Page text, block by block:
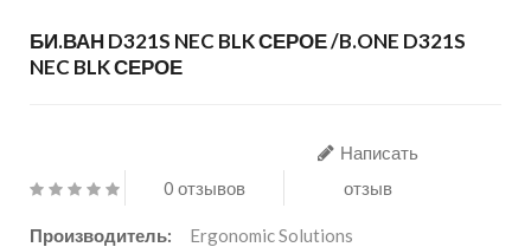
БИ.ВАН D321S NEC BLK СЕРОЕ /B.ONE D321S
NEC BLK СЕРОЕ
0 отзывов
Написать
отзыв
Производитель:
Ergonomic Solutions